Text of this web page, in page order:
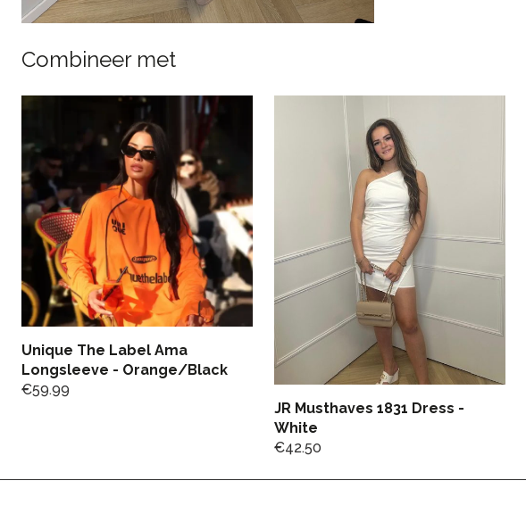
Combineer met
Unique The Label Ama
Longsleeve - Orange/Black
€59.99
JR Musthaves 1831 Dress -
White
€42.50